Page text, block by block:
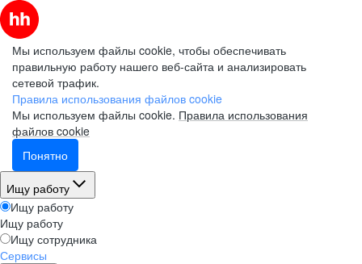
Мы используем файлы cookie, чтобы обеспечивать
правильную работу нашего веб-сайта и анализировать
сетевой трафик.
Правила использования файлов cookie
Мы используем файлы cookie. Правила использования
файлов cookie
Понятно
Ищу работу
Ищу работу
Ищу работу
Ищу сотрудника
Сервисы